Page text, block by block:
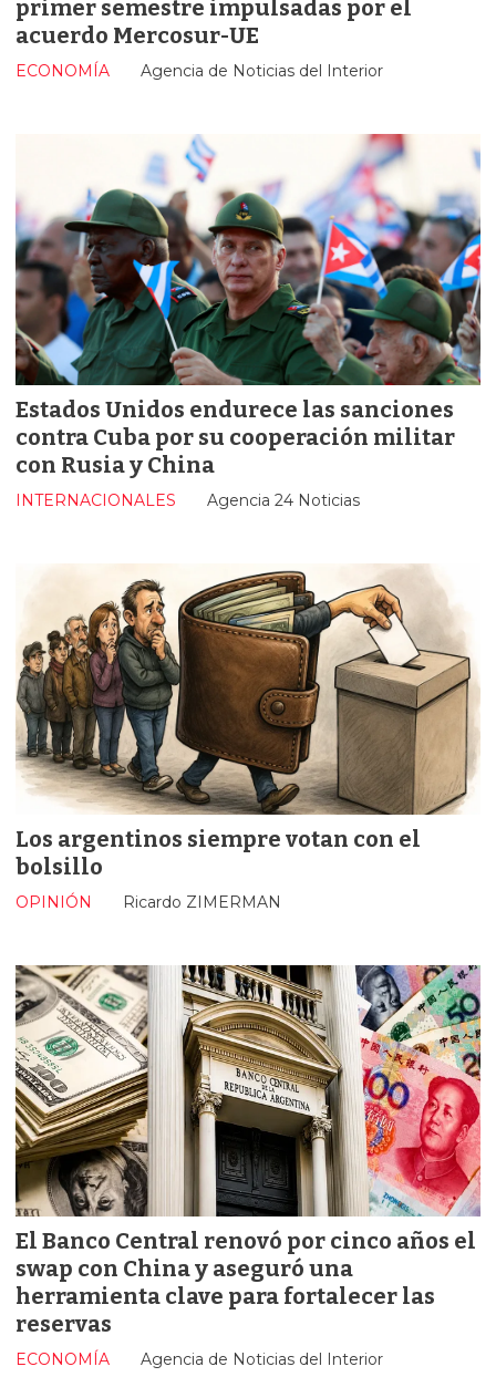
primer semestre impulsadas por el
acuerdo Mercosur-UE
Agencia de Noticias del Interior
ECONOMÍA
Estados Unidos endurece las sanciones
contra Cuba por su cooperación militar
con Rusia y China
Agencia 24 Noticias
INTERNACIONALES
Los argentinos siempre votan con el
bolsillo
Ricardo ZIMERMAN
OPINIÓN
El Banco Central renovó por cinco años el
swap con China y aseguró una
herramienta clave para fortalecer las
reservas
Agencia de Noticias del Interior
ECONOMÍA